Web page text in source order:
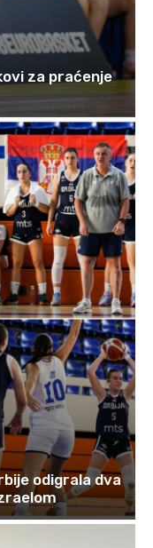
za praćenje
odigrala dva